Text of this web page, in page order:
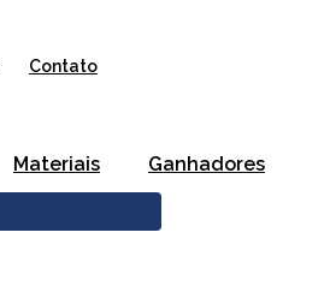
Contato
Materiais Ganhadores